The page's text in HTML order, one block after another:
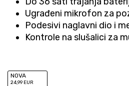
Ugrađeni mikrofon za
Podesivi naglavni dio i
Kontrole na slušalici za
NOVA
24,99 EUR